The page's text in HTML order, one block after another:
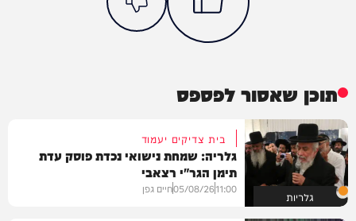
תוכן שאסור לפספס
גלריות
בית צדיקים יעמוד
גלריה: שמחת נישואי נכדת פוסק עדת
תימן הגר"י רצאבי
11:00
05/08/26חיים גפן